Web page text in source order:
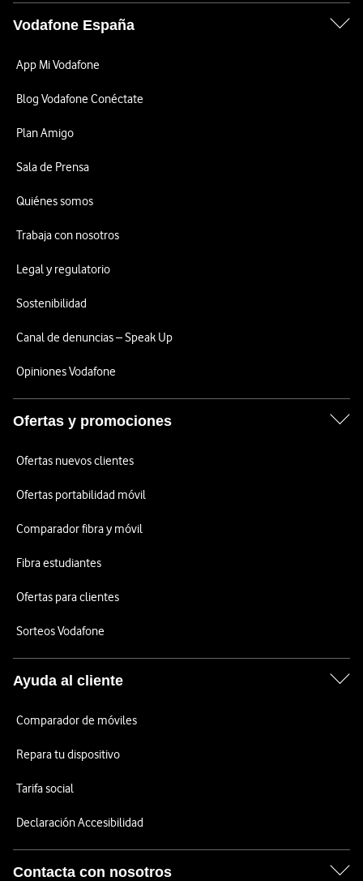
Vodafone España
App Mi Vodafone
Blog Vodafone Conéctate
Plan Amigo
Sala de Prensa
Quiénes somos
Trabaja con nosotros
Legal y regulatorio
Sostenibilidad
Canal de denuncias – Speak Up
Opiniones Vodafone
Ofertas y promociones
Ofertas nuevos clientes
Ofertas portabilidad móvil
Comparador fibra y móvil
Fibra estudiantes
Ofertas para clientes
Sorteos Vodafone
Ayuda al cliente
Comparador de móviles
Repara tu dispositivo
Tarifa social
Declaración Accesibilidad
Contacta con nosotros